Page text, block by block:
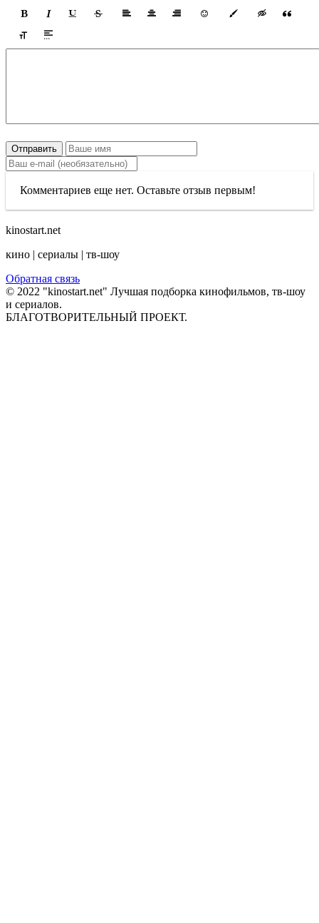
Отправить
Комментариев еще нет. Оставьте отзыв первым!
kinostart.net
кино | сериалы | тв-шоу
Обратная связь
© 2022 "kinostart.net" Лучшая подборка кинофильмов, тв-шоу
и сериалов.
БЛАГОТВОРИТЕЛЬНЫЙ ПРОЕКТ.